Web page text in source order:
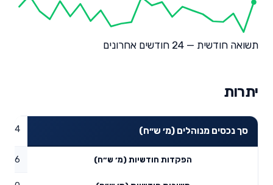
תשואה חודשית — 24 חודשים אחרונים
יתרות
סך נכסים מנוהלים (מ׳ ש״ח)
הפקדות חודשיות (מ׳ ש״ח) 0.06